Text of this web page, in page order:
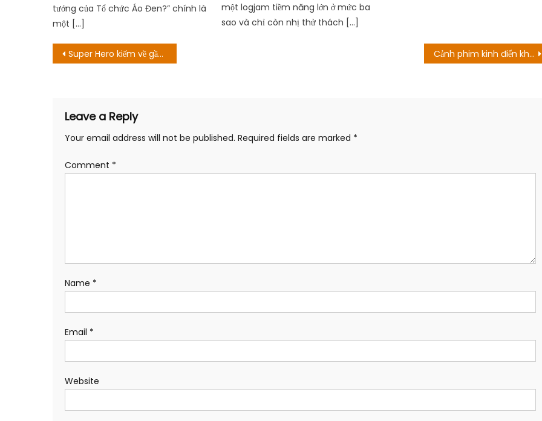
tướng của Tổ chức Áo Đen?” chính là
một […]
một logjam tiềm năng lớn ở mức ba
sao và chỉ còn nhị thử thách […]
Post
Super Hero kiếm về gần 200 triệu USD ở Colombia Cảnh phim kinh điển khiến “Võ Tòng” phải mua bảo hiểm gần 350 triệu đồng
Leave a Reply
Your email address will not be published. Required fields are marked *
Comment *
Name *
Email *
Website